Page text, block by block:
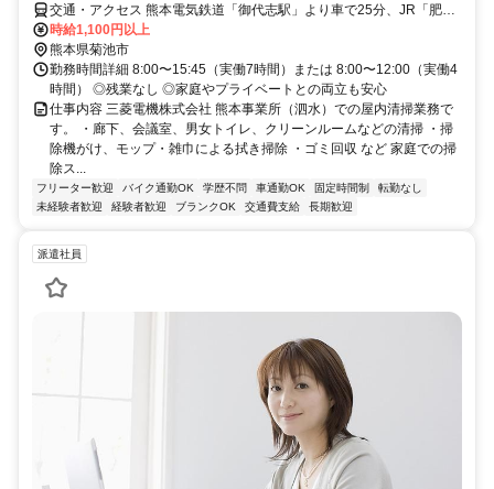
交通・アクセス 熊本電気鉄道「御代志駅」より車で25分、JR「肥後
大津駅」より車で20分
時給1,100円以上
熊本県菊池市
勤務時間詳細 8:00〜15:45（実働7時間）または 8:00〜12:00（実働4
時間） ◎残業なし ◎家庭やプライベートとの両立も安心
仕事内容 三菱電機株式会社 熊本事業所（泗水）での屋内清掃業務で
す。 ・廊下、会議室、男女トイレ、クリーンルームなどの清掃 ・掃
除機がけ、モップ・雑巾による拭き掃除 ・ゴミ回収 など 家庭での掃
除ス...
フリーター歓迎 バイク通勤OK 学歴不問 車通勤OK 固定時間制
転勤なし
未経験者歓迎
経験者歓迎 ブランクOK 交通費支給 長期歓迎
派遣社員